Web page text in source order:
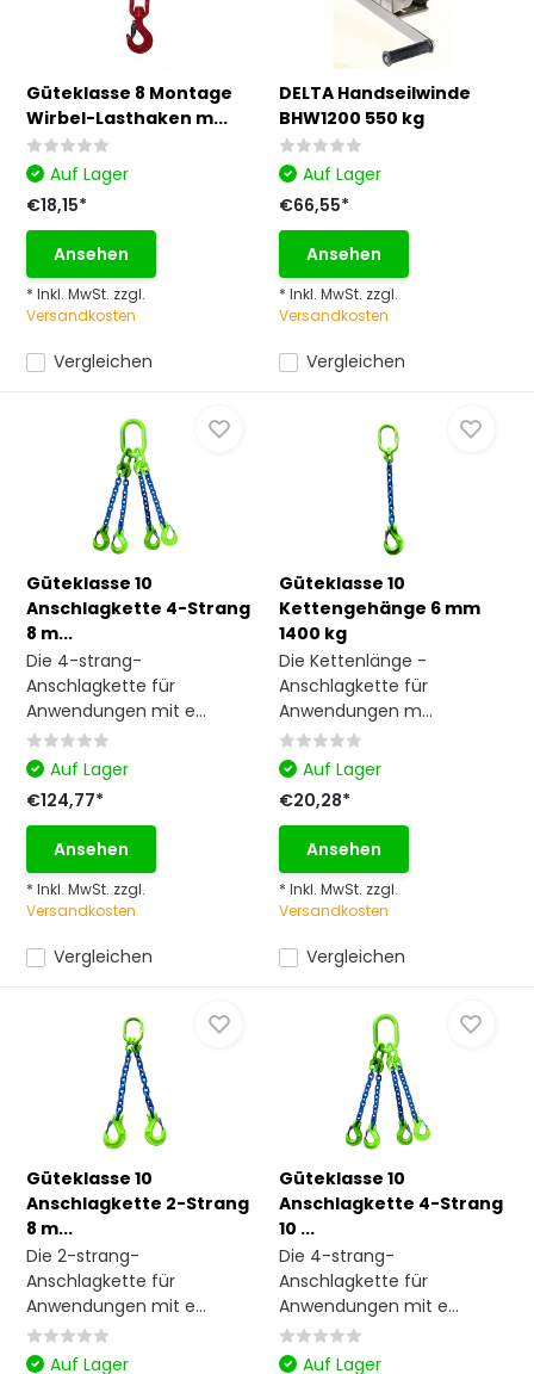
Güteklasse 8 Montage
Wirbel-Lasthaken m...
Vergleichen
Auf Lager
€18,15*
Ansehen
* Inkl. MwSt. zzgl.
Versandkosten
DELTA Handseilwinde
BHW1200 550 kg
Vergleichen
Auf Lager
€66,55*
Ansehen
* Inkl. MwSt. zzgl.
Versandkosten
Güteklasse 10
Anschlagkette 4-Strang
8 m...
Die 4-strang-
Anschlagkette für
Anwendungen mit e...
Vergleichen
Auf Lager
€124,77*
Ansehen
* Inkl. MwSt. zzgl.
Versandkosten
Güteklasse 10
Kettengehänge 6 mm
1400 kg
Die Kettenlänge -
Anschlagkette für
Anwendungen m...
Vergleichen
Auf Lager
€20,28*
Ansehen
* Inkl. MwSt. zzgl.
Versandkosten
Güteklasse 10
Anschlagkette 2-Strang
8 m...
Die 2-strang-
Anschlagkette für
Anwendungen mit e...
Auf Lager
Güteklasse 10
Anschlagkette 4-Strang
10 ...
Die 4-strang-
Anschlagkette für
Anwendungen mit e...
Auf Lager